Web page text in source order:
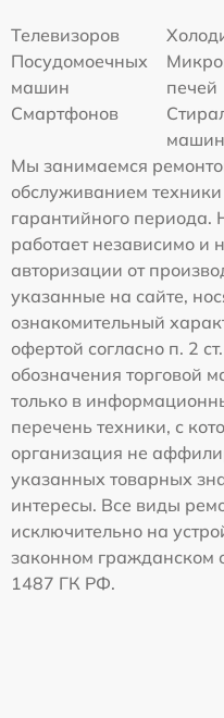
Телевизоров
Посудомоечных
машин
печей
Смартфонов
машин
Мы занимаемся
обслуживанием
гарантийного периода.
работает независимо и
авторизации от
указанные на сайте,
ознакомительный
офертой согласно п. 2
обозначения торговой
только в
перечень техники, с
организация не
указанных товарных
интересы. Все виды
исключительно на
законном гражданском
1487 ГК РФ.